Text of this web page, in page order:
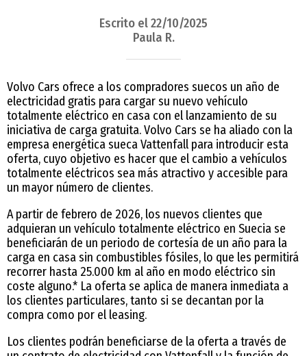
Escrito el 22/10/2025
Paula R.
Volvo Cars ofrece a los compradores suecos un año de
electricidad gratis para cargar su nuevo vehículo
totalmente eléctrico en casa con el lanzamiento de su
iniciativa de carga gratuita. Volvo Cars se ha aliado con la
empresa energética sueca Vattenfall para introducir esta
oferta, cuyo objetivo es hacer que el cambio a vehículos
totalmente eléctricos sea más atractivo y accesible para
un mayor número de clientes.
A partir de febrero de 2026, los nuevos clientes que
adquieran un vehículo totalmente eléctrico en Suecia se
beneficiarán de un periodo de cortesía de un año para la
carga en casa sin combustibles fósiles, lo que les permitirá
recorrer hasta 25.000 km al año en modo eléctrico sin
coste alguno.* La oferta se aplica de manera inmediata a
los clientes particulares, tanto si se decantan por la
compra como por el leasing.
Los clientes podrán beneficiarse de la oferta a través de